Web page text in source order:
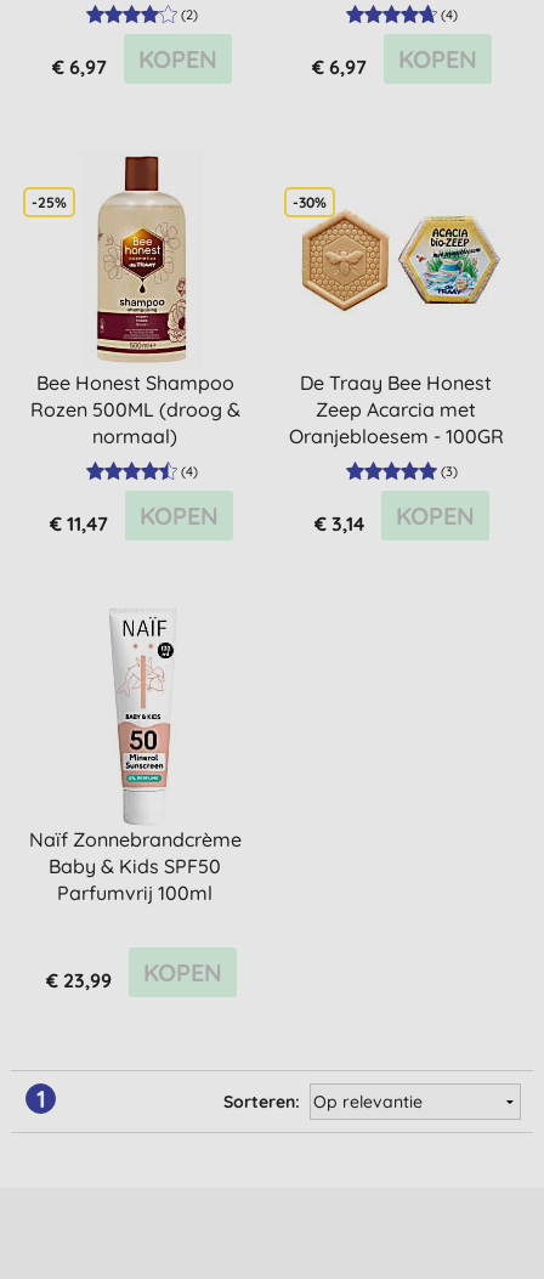
(2)
€ 6,97 KOPEN
(4)
€ 6,97 KOPEN
-25%
Bee Honest Shampoo
Rozen 500ML (droog &
normaal)
(4)
€ 11,47 KOPEN
-30%
De Traay Bee Honest
Zeep Acarcia met
Oranjebloesem - 100GR
(3)
€ 3,14 KOPEN
Naïf Zonnebrandcrème
Baby & Kids SPF50
Parfumvrij 100ml
€ 23,99 KOPEN
1 Sorteren: